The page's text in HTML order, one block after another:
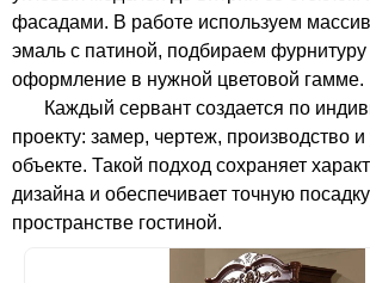
фасадами. В работе используем
эмаль с патиной, подбираем фурнитуру
оформление в нужной цветовой гамме.
Каждый сервант создается по
проекту: замер, чертеж, производство и
объекте. Такой подход сохраняет
дизайна и обеспечивает точную
пространстве гостиной.